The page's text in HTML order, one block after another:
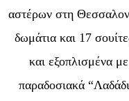
αστέρων στη
δωμάτια και 17
και εξοπλισμένα
παραδοσιακά